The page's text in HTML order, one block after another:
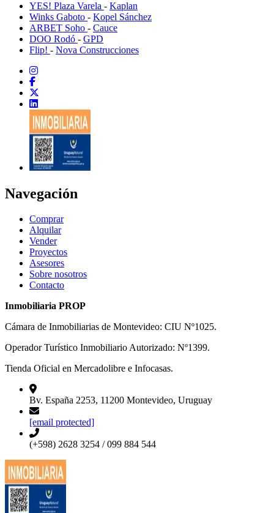
YES! Plaza Varela - Kaplan
Winks Gaboto - Kopel Sánchez
ARBET Soho - Cauce
DOO Rodó - GPD
Flip! - Nova Construcciones
Navegación
Comprar
Alquilar
Vender
Proyectos
Asesores
Sobre nosotros
Contacto
Inmobiliaria PROP
Cámara de Inmobiliarias de Montevideo: CIU Nº1025.
Operador Turístico Inmobiliario Autorizado: Nº1399.
Tienda Oficial en Mercadolibre e Infocasas.
Bv. España 2253, 11200 Montevideo, Uruguay
[email protected]
(+598) 2628 3254 / 099 884 544